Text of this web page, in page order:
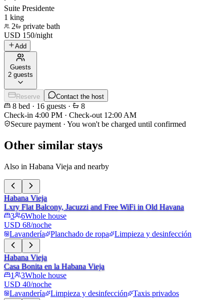
Suite Presidente
1 king
2
private bath
USD 150/night
Add
Guests
2 guests
Reserve Contact the host
8 bed · 16 guests ·
8
Check-in 4:00 PM · Check-out 12:00 AM
Secure payment · You won't be charged until confirmed
Other similar stays
Also in Habana Vieja and nearby
Habana Vieja
Lxry Flat Balcony, Jacuzzi and Free WiFi in Old Havana
3
6Whole house
USD 68/noche
Lavandería
Planchado de ropa Limpieza y desinfección
Habana Vieja
Casa Bonita en la Habana Vieja
1
3Whole house
USD 40/noche
Lavandería
Limpieza y desinfección Taxis privados